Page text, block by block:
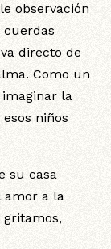
observación
cuerdas
directo de
Como un
la
niños
su casa
amor a la